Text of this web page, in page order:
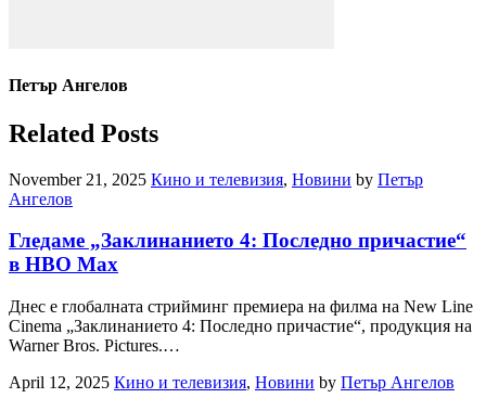
Петър Ангелов
Related Posts
November 21, 2025 Кино и телевизия, Новини by Петър
Ангелов
Гледаме „Заклинанието 4: Последно причастие“
в HBO Max
Днес е глобалната стрийминг премиера на филма на New Line
Cinema „Заклинанието 4: Последно причастие“, продукция на
Warner Bros. Pictures.…
April 12, 2025 Кино и телевизия, Новини by Петър Ангелов